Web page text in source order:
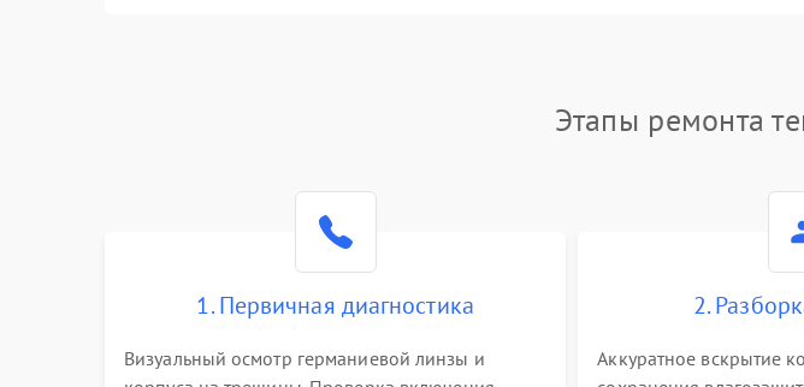
Температурные проблемы
Сбои коммуникаций и интерфейсов
Этапы ремонта
1. Первичная диагностика
Визуальный осмотр германиевой линзы и
2.
Аккуратное вскрытие